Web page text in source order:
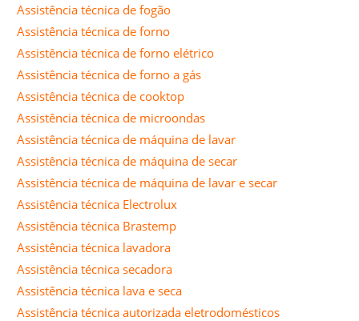
Assistência técnica de fogão
Assistência técnica de forno
Assistência técnica de forno elétrico
Assistência técnica de forno a gás
Assistência técnica de cooktop
Assistência técnica de microondas
Assistência técnica de máquina de lavar
Assistência técnica de máquina de secar
Assistência técnica de máquina de lavar e secar
Assistência técnica Electrolux
Assistência técnica Brastemp
Assistência técnica lavadora
Assistência técnica secadora
Assistência técnica lava e seca
Assistência técnica autorizada eletrodomésticos